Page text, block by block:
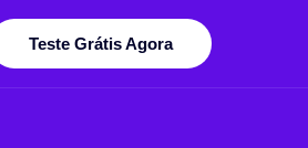
Teste Grátis Agora